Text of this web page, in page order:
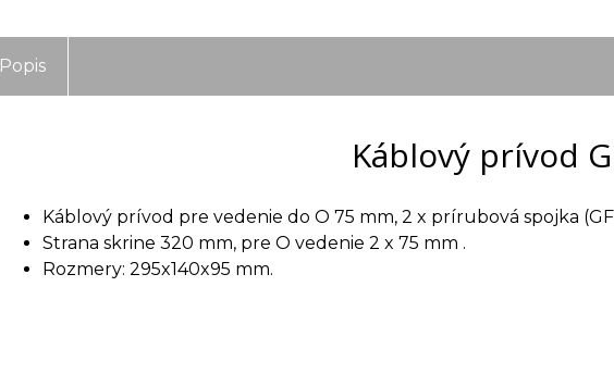
Popis
Káblový prívod
Káblový prívod pre vedenie do O 75 mm, 2 x prírubová spojka
Strana skrine 320 mm, pre O vedenie 2 x 75 mm .
Rozmery: 295x140x95 mm.